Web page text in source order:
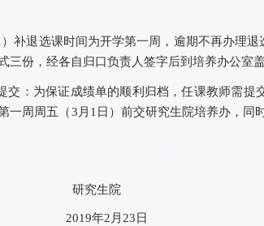
）补退选课时间为开学第一周，逾期不再办理退
三份， 经各自归口负责人签字后到 培养办公室
交： 为保证成绩单的顺利 归档，任课教师需提
一周周五 （3月1日） 前交研究生院培养办，同
生院
9年2月23 日